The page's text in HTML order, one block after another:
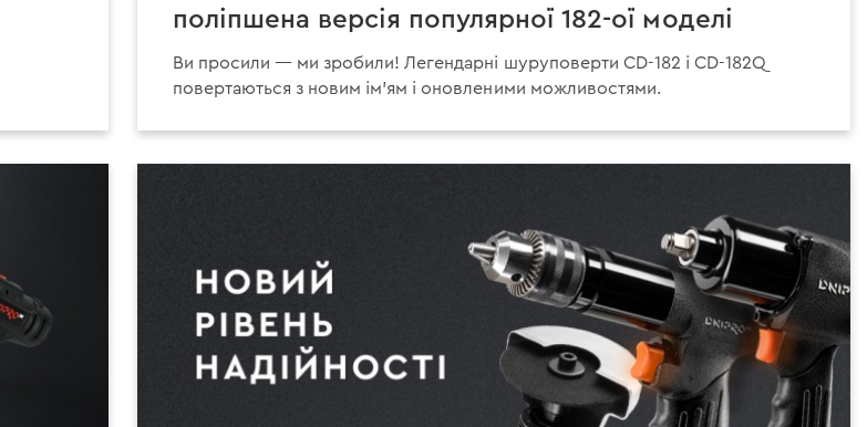
поліпшена версія популярної 182-ої моделі
Ви просили — ми зробили! Легендарні шуруповерти CD-182 і CD-182Q
повертаються з новим ім'ям і оновленими можливостями.